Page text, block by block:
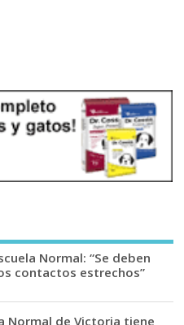
Normal: “Se deben
contactos estrechos”
Normal de Victoria tiene